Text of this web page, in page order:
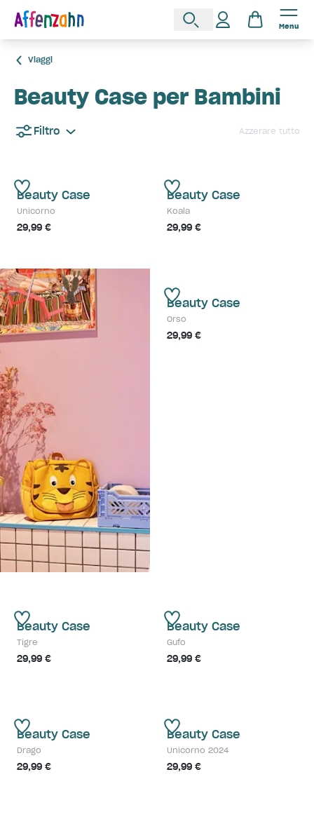
Menu
Viaggi
Beauty Case per Bambini
Filtro Azzerare tutto
Beauty Case
Unicorno
29,99 €
Beauty Case
Koala
29,99 €
Beauty Case
Orso
29,99 €
Beauty Case
Tigre
29,99 €
Beauty Case
Gufo
29,99 €
Beauty Case
Drago
29,99 €
Beauty Case
Unicorno 2024
29,99 €